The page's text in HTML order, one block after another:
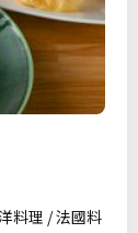
料理 / 法國料